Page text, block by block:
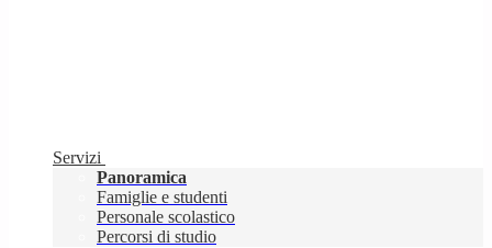
Servizi
Panoramica
Famiglie e studenti
Personale scolastico
Percorsi di studio